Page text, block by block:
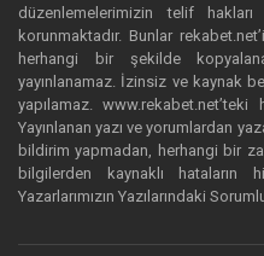
düzenlemelerimizin telif
korunmaktadır. Bunlar
herhangi bir şekilde
yayınlanamaz. İzinsiz ve kaynak
yapılamaz.
Yayınlanan yazı ve yorumlardan
bildirim yapmadan, herhangi bir
bilgilerden kaynaklı hataların
Yazarlarımızın Yazılarındaki